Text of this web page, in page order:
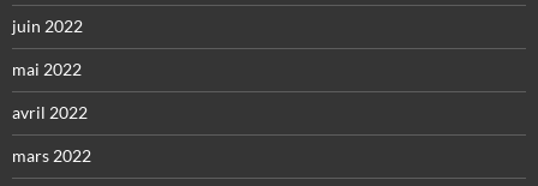
juin 2022
mai 2022
avril 2022
mars 2022